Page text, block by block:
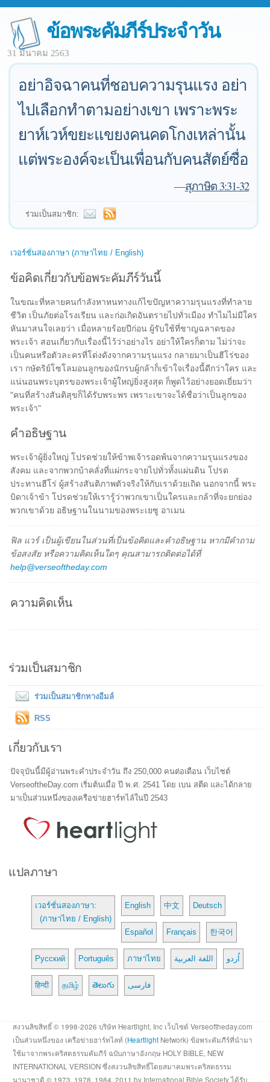
ข้อพระคัมภีร์ประจำวัน
31 มีนาคม 2563
อย่าอิจฉาคนที่ชอบความรุนแรง อย่า
ไปเลือกทำตามอย่างเขา เพราะพระ
ยาห์เวห์ขยะแขยงคนคดโกงเหล่านั้น
แต่พระองค์จะเป็นเพื่อนกับคนสัตย์ซื่อ
—สุภาษิต 3:31-32
ร่วมเป็นสมาชิก:
เวอร์ชั่นสองภาษา (ภาษาไทย / English)
ข้อคิดเกี่ยวกับข้อพระคัมภีร์วันนี้
ในขณะที่หลายคนกำลังหาหนทางแก้ไขปัญหาความรุนแรงที่ทำลาย
ชีวิต เป็นภัยต่อโรงเรียน และก่อเกิดอันตรายไปทั่วเมือง ทำไมไม่มีใคร
หันมาสนใจเลยว่า เมื่อหลายร้อยปีก่อน ผู้รับใช้ที่ชาญฉลาดของ
พระเจ้า สอนเกี่ยวกับเรื่องนี้ไว้ว่าอย่างไร อย่าให้ใครก็ตาม ไม่ว่าจะ
เป็นคนหรือตัวละครที่โด่งดังจากความรุนแรง กลายมาเป็นฮีโร่ของ
เรา กษัตริย์โซโลมอนลูกของนักรบผู้กล้าก็เข้าใจเรื่องนี้ดีกว่าใคร และ
แน่นอนพระบุตรของพระเจ้าผู้ใหญ่ยิ่งสูงสุด ก็พูดไว้อย่างยอดเยี่ยมว่า
"คนที่สร้างสันติสุขก็ได้รับพระพร เพราะเขาจะได้ชื่อว่าเป็นลูกของ
พระเจ้า"
คำอธิษฐาน
พระเจ้าผู้ยิ่งใหญ่ โปรดช่วยให้ข้าพเจ้ารอดพ้นจากความรุนแรงของ
สังคม และจากพวกบ้าคลั่งที่แผ่กระจายไปทั่วทั้งแผ่นดิน โปรด
ประทานฮีโร่ ผู้สร้างสันติภาพตัวจริงให้กับเราด้วยเถิด นอกจากนี้ พระ
บิดาเจ้าข้า โปรดช่วยให้เรารู้ว่าพวกเขาเป็นใครและกล้าที่จะยกย่อง
พวกเขาด้วย อธิษฐานในนามของพระเยซู อาเมน
ฟิล แวร์ เป็นผู้เขียนในส่วนที่เป็นข้อคิดและคำอธิษฐาน หากมีคำถาม
ข้อสงสัย หรือความคิดเห็นใดๆ คุณสามารถติดต่อได้ที่
help@verseoftheday.com
ความคิดเห็น
ร่วมเป็นสมาชิก
ร่วมเป็นสมาชิกทางอีมล์
RSS
เกี่ยวกับเรา
ปัจจุบันนี้มีผู้อ่านพระคำประจำวัน ถึง 250,000 คนต่อเดือน เว็บไซต์
VerseoftheDay.com เริ่มต้นเมื่อ ปี พ.ศ. 2541 โดย เบน สตีด และได้กลาย
มาเป็นส่วนหนึ่งของเครือข่ายฮาร์ทไล์ในปี 2543
แปลภาษา
เวอร์ชั่นสองภาษา:
(ภาษาไทย / English)
English 中文 Deutsch
Español Français 한국어
Русский Português ภาษาไทย اللغة العربية اُردو
हिन्दी தமிழ் తెలుగు فارسی
สงวนลิขสิทธิ์ © 1998-2026 บริษัท Heartlight, Inc เว็บไซต์ Verseoftheday.com
เป็นส่วนหนึ่งของ เครือข่ายฮาร์ทไลท์ (Heartlight Network) ข้อพระคัมภีร์ที่นำมา
ใช้มาจากพระคริสตธรรมคัมภีร์ ฉบับภาษาอังกฤษ HOLY BIBLE, NEW
INTERNATIONAL VERSION ซึ่งสงวนลิขสิทธิ์โดยสมาคมพระคริสตธรรม
นานาชาติ © 1973, 1978, 1984, 2011 by International Bible Society ได้รับ